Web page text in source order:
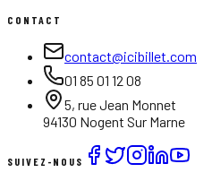
CONTACT
contact@icibillet.com
01 85 01 12 08
5, rue Jean Monnet
94130 Nogent Sur Marne
SUIVEZ-NOUS